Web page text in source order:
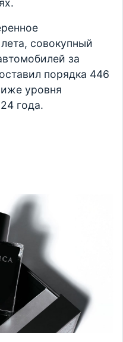
совокупный
за
порядка 446
уровня
года.